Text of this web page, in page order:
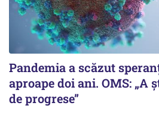
Pandemia a scăzut
aproape doi ani. OMS: „A
de progrese”